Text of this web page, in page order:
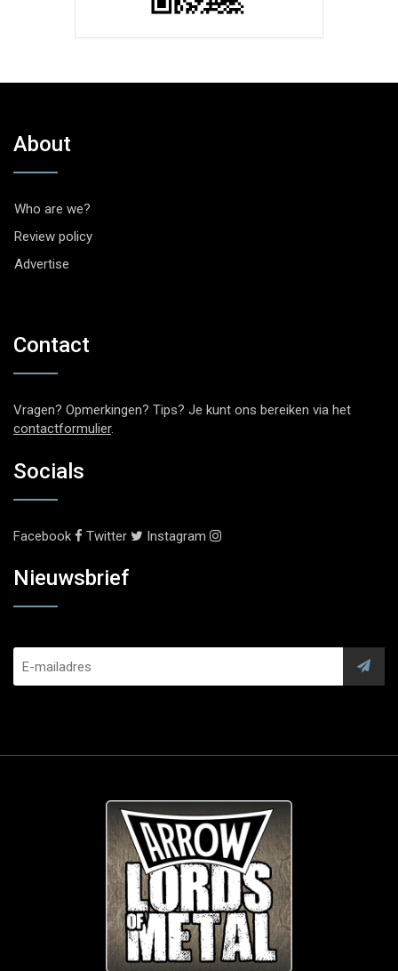
About
Who are we?
Review policy
Advertise
Contact
Vragen? Opmerkingen? Tips? Je kunt ons bereiken via het
contactformulier.
Socials
Facebook Twitter Instagram
Nieuwsbrief